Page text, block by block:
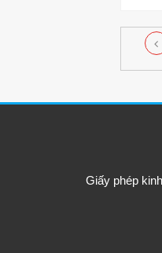
Giấy phép